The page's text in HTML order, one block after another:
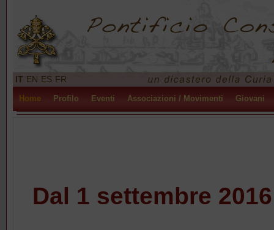
IT EN ES FR
Home Profilo Eventi Associazioni / Movimenti Giovani
Dal 1 settembre